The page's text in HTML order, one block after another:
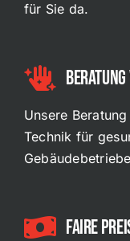
für Sie da.
Beratung
Unsere
Technik für
FAIRE